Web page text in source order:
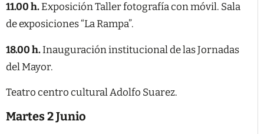
11.00 h.Exposición Taller fotografía con móvil. Sala
de exposiciones “La Rampa”.
18.00 h.Inauguración institucional de las Jornadas
del Mayor.
Teatro centro cultural Adolfo Suarez.
Martes 2 Junio